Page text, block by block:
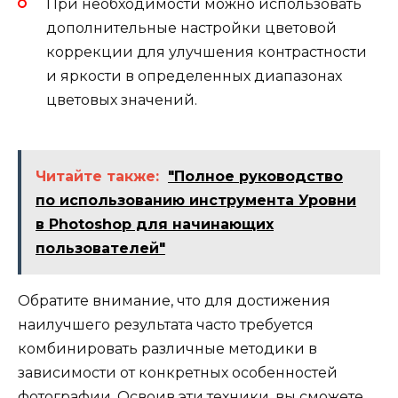
При необходимости можно использовать
дополнительные настройки цветовой
коррекции для улучшения контрастности
и яркости в определенных диапазонах
цветовых значений.
Читайте также: "Полное руководство
по использованию инструмента Уровни
в Photoshop для начинающих
пользователей"
Обратите внимание, что для достижения
наилучшего результата часто требуется
комбинировать различные методики в
зависимости от конкретных особенностей